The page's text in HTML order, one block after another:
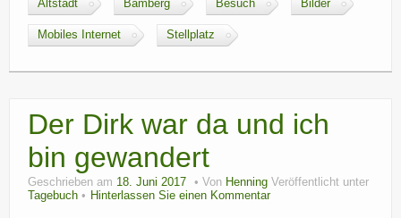
Altstadt Bamberg Besuch Bilder
Mobiles Internet Stellplatz
Der Dirk war da und ich
bin gewandert
Geschrieben am 18. Juni 2017 Von Henning Veröffentlicht unter
Tagebuch
Hinterlassen Sie einen Kommentar